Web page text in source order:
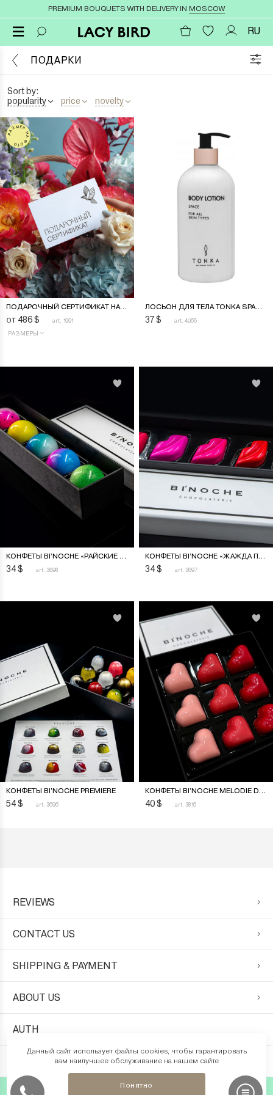
PREMIUM BOUQUETS WITH DELIVERY IN MOSCOW
RU
ПОДАРКИ
Sort by:
popularity
price novelty
РАЗМЕР НА ФОТО
ПОДАРОЧНЫЙ СЕРТИФИКАТ НА ЦВЕТОЧНУЮ ПОДПИСКУ
от 486$ art. 1991
РАЗМЕРЫ
ЛОСЬОН ДЛЯ ТЕЛА TONKA SPACE 500 МЛ
37$ art. 4065
КОНФЕТЫ BI’NOCHE «РАЙСКИЕ ОСТРОВА»
34$ art. 3698
КОНФЕТЫ BI’NOCHE «ЖАЖДА ПОЦЕЛУЯ»
34$ art. 3697
КОНФЕТЫ BI’NOCHE PREMIERE
54$ art. 3696
КОНФЕТЫ BI’NOCHE MELODIE DES COEURS
40$ art. 3816
REVIEWS
CONTACT US
SHIPPING & PAYMENT
ABOUT US
AUTH
REGISTRATION
Данный сайт использует файлы cookies, чтобы гарантировать
вам наилучшее обслуживание на нашем сайте
Понятно